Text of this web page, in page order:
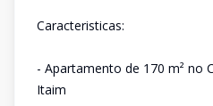
Caracteristicas:
- Apartamento de 170 m² no
Itaim